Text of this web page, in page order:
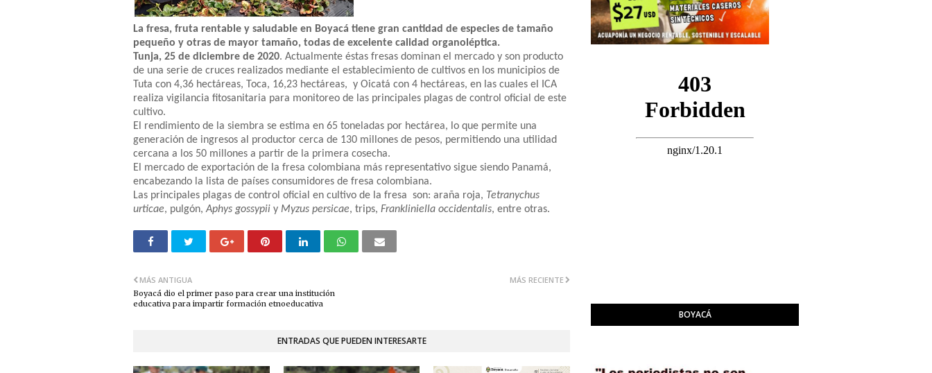
La fresa, fruta rentable y saludable en Boyacá tiene gran cantidad de especies de tamaño
pequeño y otras de mayor tamaño, todas de excelente calidad organoléptica.
Tunja, 25 de diciembre de 2020. Actualmente éstas fresas dominan el mercado y son producto
de una serie de cruces realizados mediante el establecimiento de cultivos en los municipios de
Tuta con 4,36 hectáreas, Toca, 16,23 hectáreas, y Oicatá con 4 hectáreas, en las cuales el ICA
realiza vigilancia fitosanitaria para monitoreo de las principales plagas de control oficial de este
cultivo.
El rendimiento de la siembra se estima en 65 toneladas por hectárea, lo que permite una
generación de ingresos al productor cerca de 130 millones de pesos, permitiendo una utilidad
cercana a los 50 millones a partir de la primera cosecha.
El mercado de exportación de la fresa colombiana más representativo sigue siendo Panamá,
encabezando la lista de países consumidores de fresa colombiana.
Las principales plagas de control oficial en cultivo de la fresa son: araña roja, Tetranychus
urticae, pulgón,Aphys gossypii y Myzus persicae, trips, Frankliniella occidentalis, entre otras.
MÁS RECIENTE
MÁS ANTIGUA
Boyacá dio el primer paso para crear una institución
educativa para impartir formación etnoeducativa
ENTRADAS QUE PUEDEN INTERESARTE
BOYACÁ